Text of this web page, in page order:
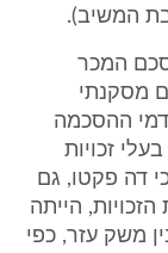
המכר
מסקנתי
ההסכמה
זכויות
דה פקטו, גם
הייתה
משק עזר, כפי